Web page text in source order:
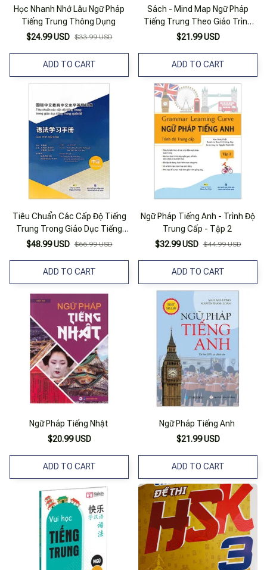
Học Nhanh Nhớ Lâu Ngữ Pháp
Tiếng Trung Thông Dụng
$24.99 USD $33.99 USD
ADD TO CART
Sách - Mind Map Ngữ Pháp
Tiếng Trung Theo Giáo Trình
Hán Ngữ (Mc)
$21.99 USD
ADD TO CART
Tiêu Chuẩn Các Cấp Độ Tiếng
Trung Trong Giáo Dục Tiếng
Trung Quốc Tế - Giáo Trình Ngữ
$48.99 USD $66.99 USD
ADD TO CART
Ngữ Pháp Tiếng Anh - Trình Độ
Trung Cấp - Tập 2
$32.99 USD $44.99 USD
ADD TO CART
Ngữ Pháp Tiếng Nhật
$20.99 USD
ADD TO CART
Ngữ Pháp Tiếng Anh
$21.99 USD
ADD TO CART